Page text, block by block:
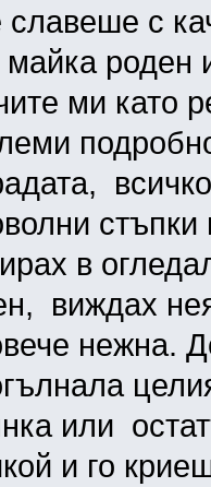
славеше с
майка роден
ми като
в
виждах
нежна.
или
и го